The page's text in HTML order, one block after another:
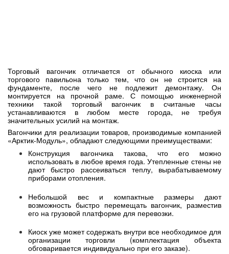
Торговый вагончик отличается от обычного киоска или
торгового павильона только тем, что он не строится на
фундаменте, после чего не подлежит демонтажу. Он
монтируется на прочной раме. С помощью инженерной
техники такой торговый вагончик в считаные часы
устанавливаются в любом месте города, не требуя
значительных усилий на монтаж.
Вагончики для реализации товаров, производимые компанией
«Арктик-Модуль», обладают следующими преимуществами:
Конструкция вагончика такова, что его можно
использовать в любое время года. Утепленные стены не
дают быстро рассеиваться теплу, вырабатываемому
приборами отопления.
Небольшой вес и компактные размеры дают
возможность быстро перемещать вагончик, разместив
его на грузовой платформе для перевозки.
Киоск уже может содержать внутри все необходимое для
организации торговли (комплектация объекта
обговаривается индивидуально при его заказе).